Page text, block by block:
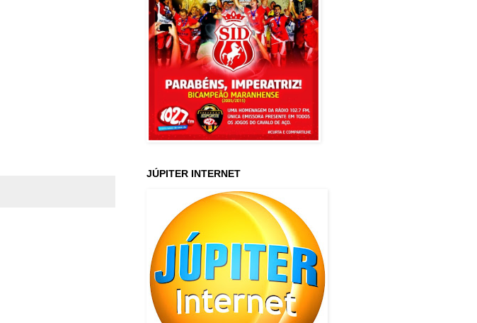
JÚPITER INTERNET